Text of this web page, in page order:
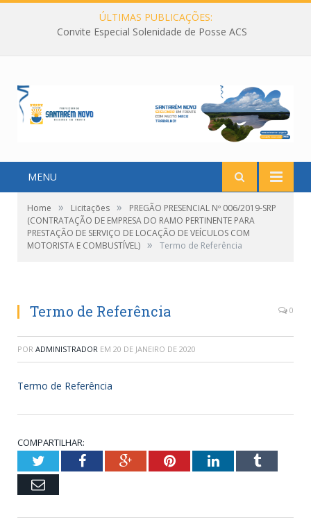
ÚLTIMAS PUBLICAÇÕES:
Convite Especial Solenidade de Posse ACS
MENU
Home » Licitações »
PREGÃO PRESENCIAL Nº 006/2019-SRP
(CONTRATAÇÃO DE EMPRESA DO RAMO PERTINENTE PARA
PRESTAÇÃO DE SERVIÇO DE LOCAÇÃO DE VEÍCULOS COM
MOTORISTA E COMBUSTÍVEL) » Termo de Referência
Termo de Referência 0
POR ADMINISTRADOR EM 20 DE JANEIRO DE 2020
Termo de Referência
COMPARTILHAR:
TwitterFacebookGoogle+PinterestLinkedInTumblr
Email